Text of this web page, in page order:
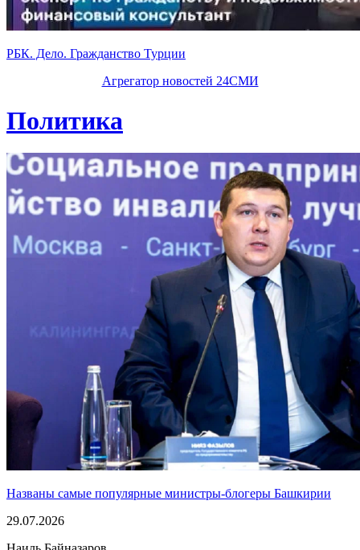
РБК. Дело. Гражданство Турции
Агрегатор новостей 24СМИ
Политика
Названы самые популярные министры-блогеры Башкирии
29.07.2026